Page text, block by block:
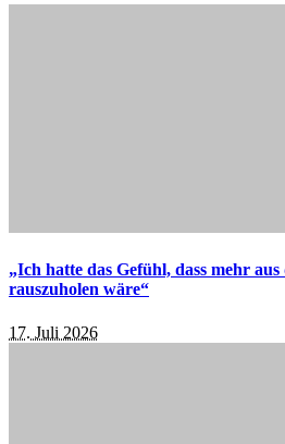
„Ich hatte das Gefühl, dass mehr
rauszuholen wäre“
17. Juli 2026